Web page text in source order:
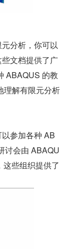
分析，你可以
文档提供了广
ABAQUS 的教
理解有限元分析
参加各种 AB
讨会由 ABAQU
些组织提供了